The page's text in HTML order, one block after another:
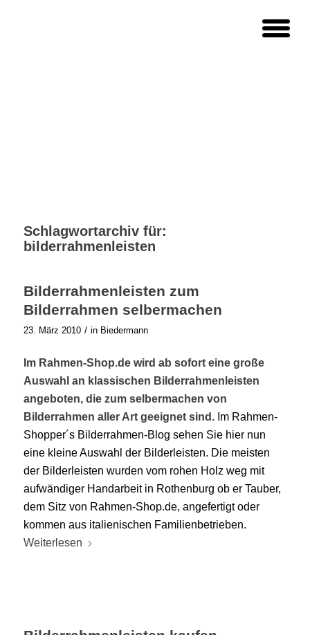
Schlagwortarchiv für:
bilderrahmenleisten
Bilderrahmenleisten zum
Bilderrahmen selbermachen
23. März 2010 / in Biedermann
Im Rahmen-Shop.de wird ab sofort eine große
Auswahl an klassischen Bilderrahmenleisten
angeboten, die zum selbermachen von
Bilderrahmen aller Art geeignet sind.Im Rahmen-
Shopper´s Bilderrahmen-Blog sehen Sie hier nun
eine kleine Auswahl der Bilderleisten. Die meisten
der Bilderleisten wurden vom rohen Holz weg mit
aufwändiger Handarbeit in Rothenburg ob er Tauber,
dem Sitz von Rahmen-Shop.de, angefertigt oder
kommen aus italienischen Familienbetrieben.
Weiterlesen